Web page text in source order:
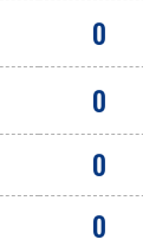
0
0
0
0